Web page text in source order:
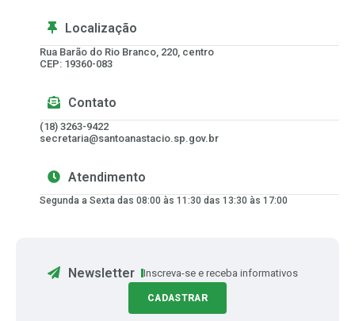
Localização
Rua Barão do Rio Branco, 220, centro
CEP: 19360-083
Contato
(18) 3263-9422
secretaria@santoanastacio.sp.gov.br
Atendimento
Segunda a Sexta das 08:00 às 11:30 das 13:30 às 17:00
Newsletter Inscreva-se e receba informativos
CADASTRAR